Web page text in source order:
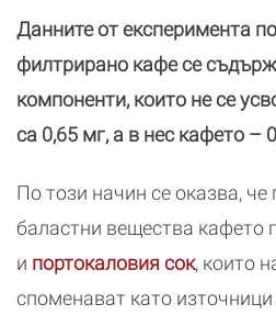
Данните от експеримента
филтрирано кафе се
компоненти, които не се
са 0,65 мг, а в нес кафето –
По този начин се оказва,
баластни вещества кафето
и портокаловия сок, които
споменават като